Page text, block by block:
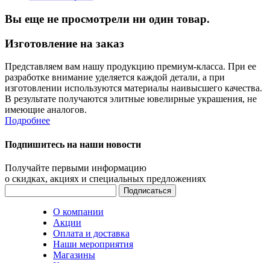
Вы еще не просмотрели ни один товар.
Изготовление на заказ
Представляем вам нашу продукцию премиум-класса. При ее
разработке внимание уделяется каждой детали, а при
изготовлении используются материалы наивысшего качества.
В результате получаются элитные ювелирные украшения, не
имеющие аналогов.
Подробнее
Подпишитесь на наши новости
Получайте первыми информацию
о скидках, акциях и специальных предложениях
О компании
Акции
Оплата и доставка
Наши мероприятия
Магазины